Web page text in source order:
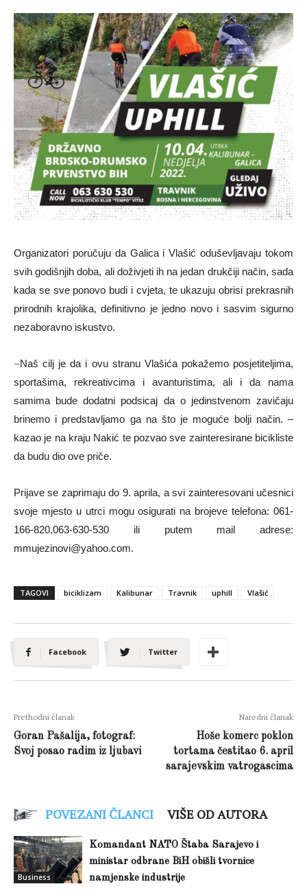
Organizatori poručuju da Galica i Vlašić oduševljavaju tokom
svih godišnjih doba, ali doživjeti ih na jedan drukčiji način, sada
kada se sve ponovo budi i cvjeta, te ukazuju obrisi prekrasnih
prirodnih krajolika, definitivno je jedno novo i sasvim sigurno
nezaboravno iskustvo.
–Naš cilj je da i ovu stranu Vlašića pokažemo posjetiteljima,
sportašima, rekreativcima i avanturistima, ali i da nama
samima bude dodatni podsicaj da o jedinstvenom zavičaju
brinemo i predstavljamo ga na što je moguće bolji način. –
kazao je na kraju Nakić te pozvao sve zainteresirane bicikliste
da budu dio ove priče.
Prijave se zaprimaju do 9. aprila, a svi zainteresovani učesnici
svoje mjesto u utrci mogu osigurati na brojeve telefona: 061-
166-820,063-630-530 ili putem mail adrese:
mmujezinovi@yahoo.com.
TAGOVI biciklizam Kalibunar Travnik uphill Vlašić
Facebook Twitter
Prethodni članak
Goran Pašalija, fotograf:
Svoj posao radim iz ljubavi
Naredni članak
Hoše komerc poklon
tortama čestitao 6. april
sarajevskim vatrogascima
POVEZANI ČLANCI VIŠE OD AUTORA
Business
Komandant NATO Štaba Sarajevo i
ministar odbrane BiH obišli tvornice
namjenske industrije